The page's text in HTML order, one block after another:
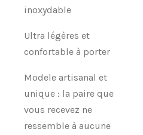
inoxydable
Ultra légères et
confortable à porter
Modele artisanal et
unique : la paire que
vous recevez ne
ressemble à aucune